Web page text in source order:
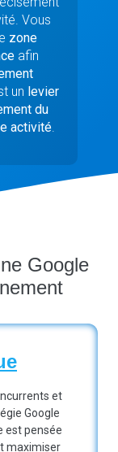
Vous
zone
afin
un levier
du
activité.
Google
et
Google
est pensée
maximiser